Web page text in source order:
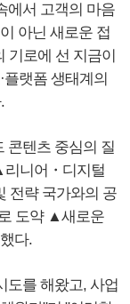
에서 고객의 마음
아닌 새로운 접
기로에 선 지금이
랫폼 생태계의
콘텐츠 중심의 질
니어・디지털
전략 국가와의 공
도약 ▲새로운
다.
도를 해왔고, 사업